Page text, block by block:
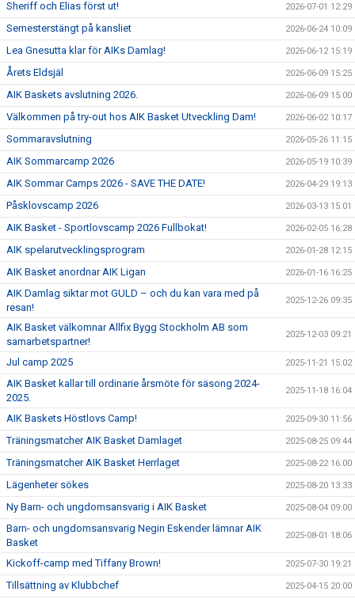
Sheriff och Elias först ut! 2026-07-01 12:29
Semesterstängt på kansliet 2026-06-24 10:09
Lea Gnesutta klar för AIKs Damlag! 2026-06-12 15:19
Årets Eldsjäl 2026-06-09 15:25
AIK Baskets avslutning 2026. 2026-06-09 15:00
Välkommen på try-out hos AIK Basket Utveckling Dam! 2026-06-02 10:17
Sommaravslutning 2026-05-26 11:15
AIK Sommarcamp 2026 2026-05-19 10:39
AIK Sommar Camps 2026 - SAVE THE DATE! 2026-04-29 19:13
Påsklovscamp 2026 2026-03-13 15:01
AIK Basket - Sportlovscamp 2026 Fullbokat! 2026-02-05 16:28
AIK spelarutvecklingsprogram 2026-01-28 12:15
AIK Basket anordnar AIK Ligan 2026-01-16 16:25
AIK Damlag siktar mot GULD – och du kan vara med på
resan!
2025-12-26 09:35
AIK Basket välkomnar Allfix Bygg Stockholm AB som
samarbetspartner!
2025-12-03 09:21
Jul camp 2025 2025-11-21 15:02
AIK Basket kallar till ordinarie årsmöte för säsong 2024-
2025.
2025-11-18 16:04
AIK Baskets Höstlovs Camp! 2025-09-30 11:56
Träningsmatcher AIK Basket Damlaget 2025-08-25 09:44
Träningsmatcher AIK Basket Herrlaget 2025-08-22 16:00
Lägenheter sökes 2025-08-20 13:33
Ny Barn- och ungdomsansvarig i AIK Basket 2025-08-04 09:00
Barn- och ungdomsansvarig Negin Eskender lämnar AIK
Basket
2025-08-01 18:06
Kickoff-camp med Tiffany Brown! 2025-07-30 19:21
Tillsättning av Klubbchef 2025-04-15 20:00